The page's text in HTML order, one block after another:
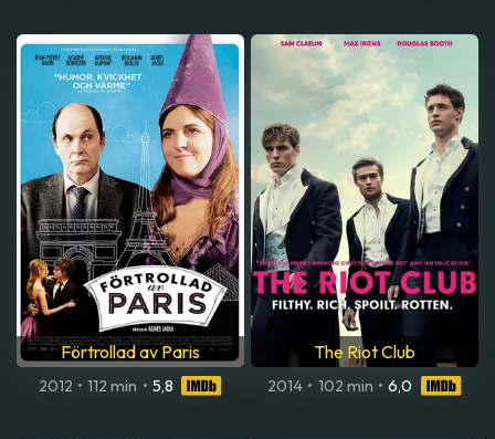
Förtrollad av Paris
2012 • 112 min • 5,8
The Riot Club
2014 • 102 min • 6,0